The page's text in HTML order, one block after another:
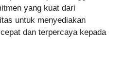
yang kuat dari
untuk menyediakan
dan terpercaya kepada